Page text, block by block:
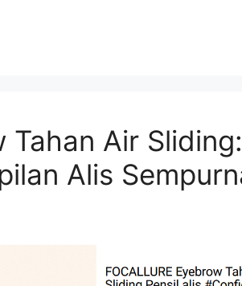
Tahan Air Sliding:
Alis